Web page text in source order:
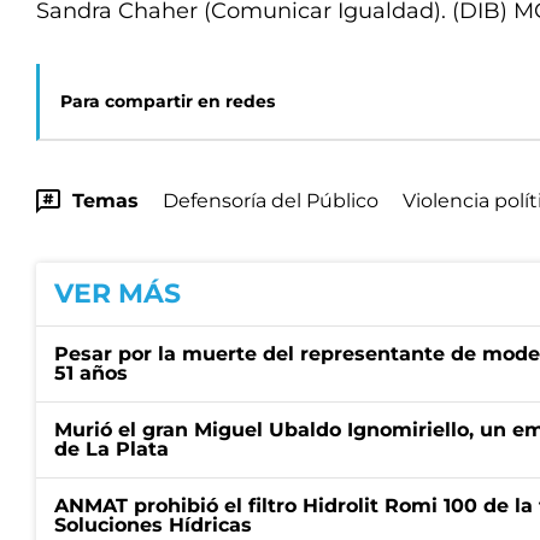
Sandra Chaher (Comunicar Igualdad). (DIB)
Para compartir en redes
Temas Defensoría del Público Violencia
VER MÁS
Pesar por la muerte del representante de
51 años
Murió el gran Miguel Ubaldo Ignomiriello, un
de La Plata
ANMAT prohibió el filtro Hidrolit Romi 100 de
Soluciones Hídricas